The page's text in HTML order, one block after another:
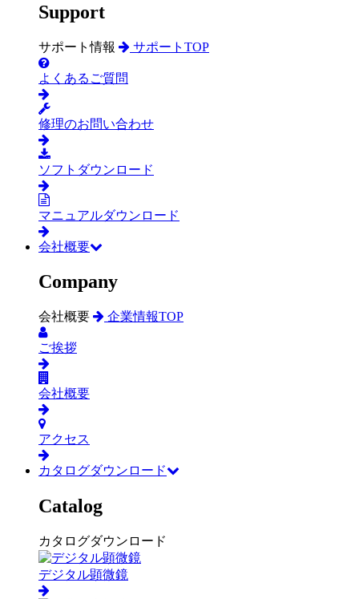
Support
サポート情報 サポートTOP
よくあるご質問
修理のお問い合わせ
ソフトダウンロード
マニュアルダウンロード
会社概要
Company
会社概要 企業情報TOP
ご挨拶
会社概要
アクセス
カタログダウンロード
Catalog
カタログダウンロード
デジタル顕微鏡